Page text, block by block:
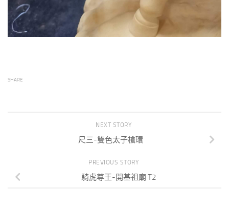
SHARE
NEXT STORY
尺三-雙色太子槍環
PREVIOUS STORY
騎虎尊王-開基祖廟 T2